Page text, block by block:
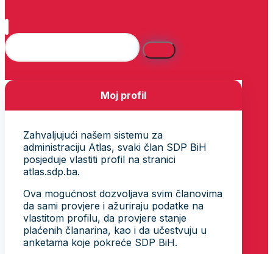
Moj profil
Zahvaljujući našem sistemu za
administraciju Atlas, svaki član SDP BiH
posjeduje vlastiti profil na stranici
atlas.sdp.ba.
Ova mogućnost dozvoljava svim članovima
da sami provjere i ažuriraju podatke na
vlastitom profilu, da provjere stanje
plaćenih članarina, kao i da učestvuju u
anketama koje pokreće SDP BiH.